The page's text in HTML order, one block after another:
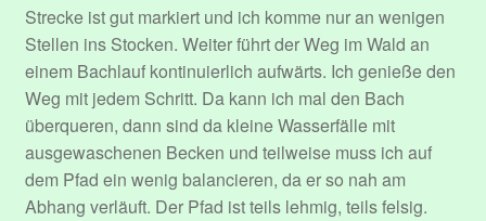
Performers
Register
Registrieren
Registrieren
Strecke ist gut markiert und ich komme nur an wenigen
Stellen ins Stocken. Weiter führt der Weg im Wald an
einem Bachlauf kontinuierlich aufwärts. Ich genieße den
Weg mit jedem Schritt. Da kann ich mal den Bach
überqueren, dann sind da kleine Wasserfälle mit
ausgewaschenen Becken und teilweise muss ich auf
dem Pfad ein wenig balancieren, da er so nah am
Abhang verläuft. Der Pfad ist teils lehmig, teils felsig.